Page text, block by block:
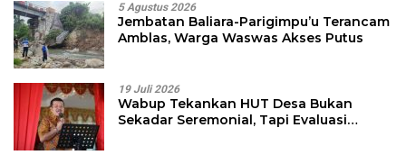
5 Agustus 2026
Jembatan Baliara-Parigimpu’u Terancam
Amblas, Warga Waswas Akses Putus
19 Juli 2026
Wabup Tekankan HUT Desa Bukan
Sekadar Seremonial, Tapi Evaluasi